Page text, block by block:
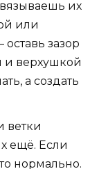
их
или
зазор
и верхушкой
а создать
ветки
ещё. Если
нормально.